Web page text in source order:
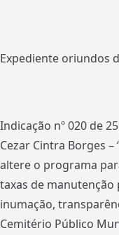
Expediente oriundos
Indicação nº 020 de
Cezar Cintra Borges
altere o programa
taxas de manutenção
inumação,
Cemitério Público